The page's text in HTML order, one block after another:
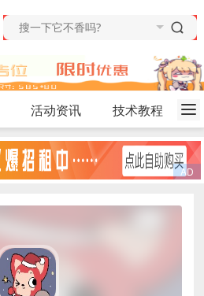
活动资讯 技术教程